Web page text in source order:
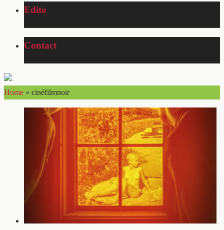
Edito
Contact
Home » cinéfilmnoir